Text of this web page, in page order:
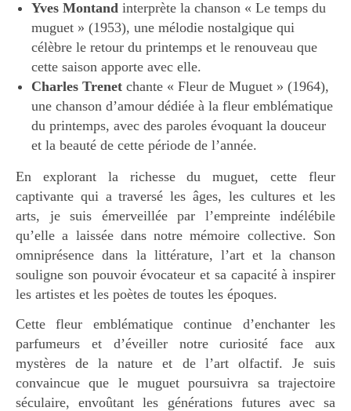
Yves Montand interprète la chanson « Le temps du
muguet » (1953), une mélodie nostalgique qui
célèbre le retour du printemps et le renouveau que
cette saison apporte avec elle.
Charles Trenet chante « Fleur de Muguet » (1964),
une chanson d’amour dédiée à la fleur emblématique
du printemps, avec des paroles évoquant la douceur
et la beauté de cette période de l’année.
En explorant la richesse du muguet, cette fleur
captivante qui a traversé les âges, les cultures et les
arts, je suis émerveillée par l’empreinte indélébile
qu’elle a laissée dans notre mémoire collective. Son
omniprésence dans la littérature, l’art et la chanson
souligne son pouvoir évocateur et sa capacité à inspirer
les artistes et les poètes de toutes les époques.
Cette fleur emblématique continue d’enchanter les
parfumeurs et d’éveiller notre curiosité face aux
mystères de la nature et de l’art olfactif. Je suis
convaincue que le muguet poursuivra sa trajectoire
séculaire, envoûtant les générations futures avec sa